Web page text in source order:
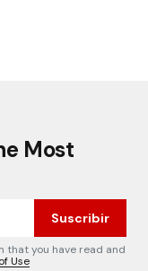
Most
Suscribir
that you have read and
Use